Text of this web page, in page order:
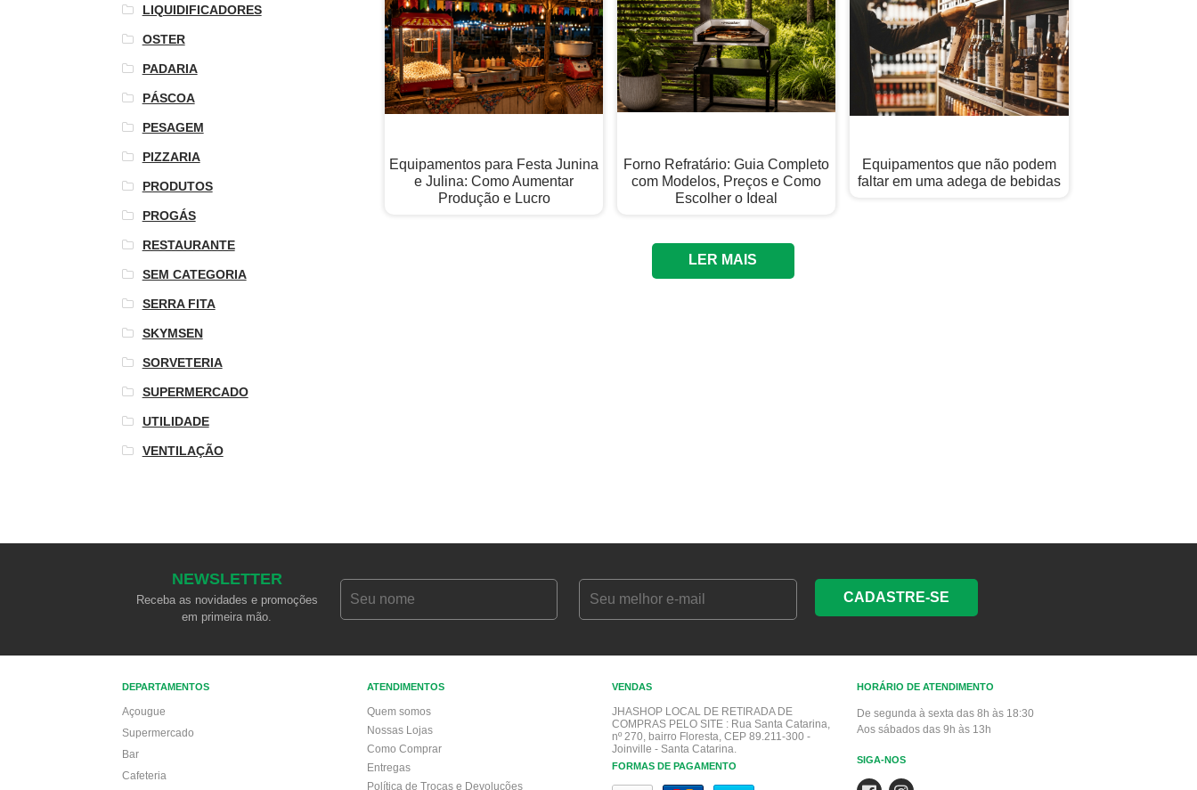
Equipamentos para Festa Junina
e Julina: Como Aumentar
Produção e Lucro
Forno Refratário: Guia Completo
com Modelos, Preços e Como
Escolher o Ideal
Equipamentos que não podem
faltar em uma adega de bebidas
LER MAIS
LIQUIDIFICADORES
OSTER
PADARIA
PÁSCOA
PESAGEM
PIZZARIA
PRODUTOS
PROGÁS
RESTAURANTE
SEM CATEGORIA
SERRA FITA
SKYMSEN
SORVETERIA
SUPERMERCADO
UTILIDADE
VENTILAÇÃO
NEWSLETTER
Receba as novidades e promoções
em primeira mão.
CADASTRE-SE
DEPARTAMENTOS
Açougue
Supermercado
Bar
Cafeteria
ATENDIMENTOS
Quem somos
Nossas Lojas
Como Comprar
Entregas
Política de Trocas e Devoluções
VENDAS
JHASHOP LOCAL DE RETIRADA DE
COMPRAS PELO SITE : Rua Santa Catarina,
nº 270, bairro Floresta, CEP 89.211-300 -
Joinville - Santa Catarina.
FORMAS DE PAGAMENTO
HORÁRIO DE ATENDIMENTO
De segunda à sexta das 8h às 18:30
Aos sábados das 9h às 13h
SIGA-NOS